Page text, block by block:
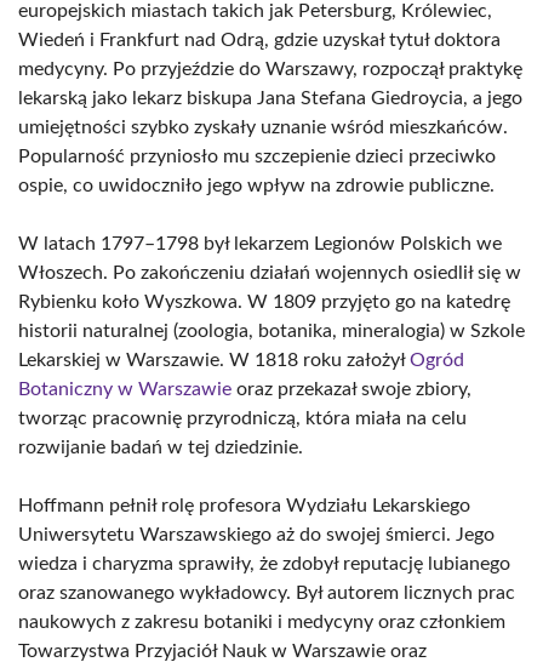
europejskich miastach takich jak Petersburg, Królewiec,
Wiedeń i Frankfurt nad Odrą, gdzie uzyskał tytuł doktora
medycyny. Po przyjeździe do Warszawy, rozpoczął praktykę
lekarską jako lekarz biskupa Jana Stefana Giedroycia, a jego
umiejętności szybko zyskały uznanie wśród mieszkańców.
Popularność przyniosło mu szczepienie dzieci przeciwko
ospie, co uwidoczniło jego wpływ na zdrowie publiczne.
W latach 1797–1798 był lekarzem Legionów Polskich we
Włoszech. Po zakończeniu działań wojennych osiedlił się w
Rybienku koło Wyszkowa. W 1809 przyjęto go na katedrę
historii naturalnej (zoologia, botanika, mineralogia) w Szkole
Lekarskiej w Warszawie. W 1818 roku założyłOgród
Botaniczny w Warszawie oraz przekazał swoje zbiory,
tworząc pracownię przyrodniczą, która miała na celu
rozwijanie badań w tej dziedzinie.
Hoffmann pełnił rolę profesora Wydziału Lekarskiego
Uniwersytetu Warszawskiego aż do swojej śmierci. Jego
wiedza i charyzma sprawiły, że zdobył reputację lubianego
oraz szanowanego wykładowcy. Był autorem licznych prac
naukowych z zakresu botaniki i medycyny oraz członkiem
Towarzystwa Przyjaciół Nauk w Warszawie oraz